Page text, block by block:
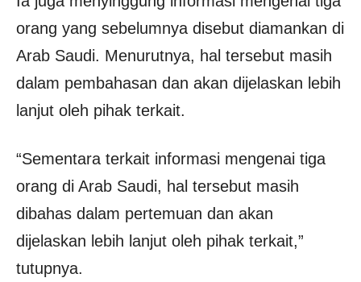
orang yang sebelumnya disebut diamankan di
Arab Saudi. Menurutnya, hal tersebut masih
dalam pembahasan dan akan dijelaskan lebih
lanjut oleh pihak terkait.
“Sementara terkait informasi mengenai tiga
orang di Arab Saudi, hal tersebut masih
dibahas dalam pertemuan dan akan
dijelaskan lebih lanjut oleh pihak terkait,”
tutupnya.